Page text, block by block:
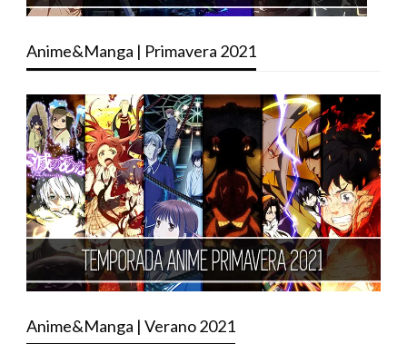
Anime&Manga | Primavera 2021
Anime&Manga | Verano 2021